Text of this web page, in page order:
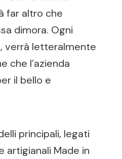
far altro che
dimora. Ogni
verrà letteralmente
che l’azienda
il bello e
principali, legati
artigianali Made in